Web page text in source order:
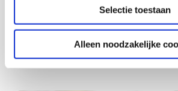
Selectie toestaan
Alleen noodzakelijke
Werkzame elementen en
(2023)
Initiatief Praktijkleren Plus 2e
succesfactoren en resultaten